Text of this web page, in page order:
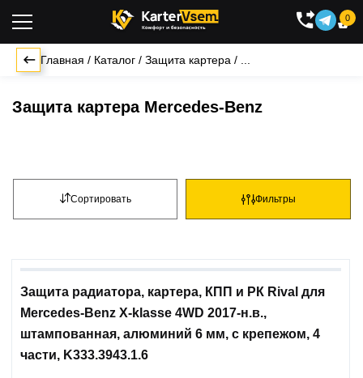

0
Главная / Каталог / Защита картера /
Защита картера Mercedes-Benz
Фильтры
Сортировать
Защита радиатора, картера, КПП и РК Rival для
Mercedes-Benz X-klasse 4WD 2017-н.в.,
штампованная, алюминий 6 мм, с крепежом, 4
части, K333.3943.1.6